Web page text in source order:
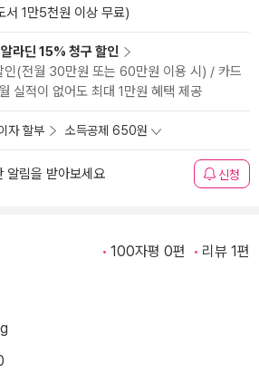
서 1만5천원 이상 무료)
라딘 15% 청구 할인
인(전월 30만원 또는 60만원 이용 시) / 카드
실적이 없어도 최대 1만원 혜택 제공
자 할부 소득공제 650원
알림을 받아보세요 신청
100자평 0편 리뷰 1편